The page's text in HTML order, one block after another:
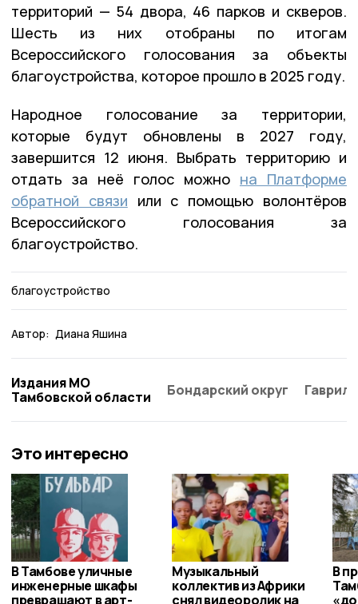
территорий — 54 двора, 46 парков и скверов.
Шесть из них отобраны по итогам
Всероссийского голосования за объекты
благоустройства, которое прошло в 2025 году.
Народное голосование за территории,
которые будут обновлены в 2027 году,
завершится 12 июня. Выбрать территорию и
отдать за неё голос можно на Платформе
обратной связи или с помощью волонтёров
Всероссийского голосования за
благоустройство.
благоустройство
Автор: Диана Яшина
Издания МО
Тамбовской области
Бондарский округ
Это интересно
В Тамбове уличные
инженерные шкафы
превращают в арт-
Музыкальный
коллектив из Африки
снял видеоролик на
В